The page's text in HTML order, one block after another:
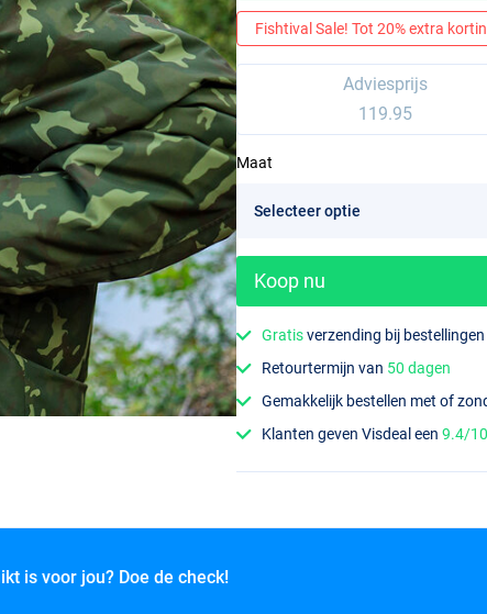
Fishtival Sale! Tot 20% extra
Adviesprijs
119.95
Maat
Koop nu
Gratisverzending bij
Retourtermijn van 50 dagen
Gemakkelijk bestellen met of
Klanten geven Visdeal een9.4/10
is voor jou? Doe de check!